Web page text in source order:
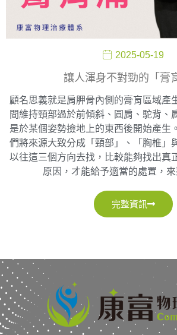
2025-05-19
讓人渾身不對勁的「膏
顧名思義就是肩胛骨內側的膏肓區域產
間維持頸部過於前傾斜、圓肩、駝背、
是於某個姿勢撿地上的東西後開始產生
們將來源大致分成「頸部」、「胸椎」
以往這三個方向去找，比較能夠找出真
原因，才能給予適當的處置，來
完整資訊